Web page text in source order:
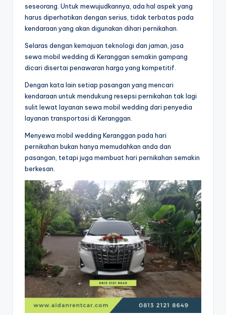
seseorang. Untuk mewujudkannya, ada hal aspek yang
harus diperhatikan dengan serius, tidak terbatas pada
kendaraan yang akan digunakan dihari pernikahan.
Selaras dengan kemajuan teknologi dan jaman, jasa
sewa mobil wedding di Keranggan semakin gampang
dicari disertai penawaran harga yang kompetitif.
Dengan kata lain setiap pasangan yang mencari
kendaraan untuk mendukung resepsi pernikahan tak lagi
sulit lewat layanan sewa mobil wedding dari penyedia
layanan transportasi di Keranggan.
Menyewa mobil wedding Keranggan pada hari
pernikahan bukan hanya memudahkan anda dan
pasangan, tetapi juga membuat hari pernikahan semakin
berkesan.